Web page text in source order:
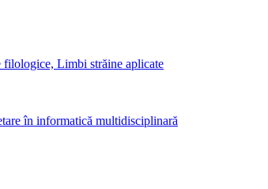
Limbi străine aplicate
în informatică multidisciplinară